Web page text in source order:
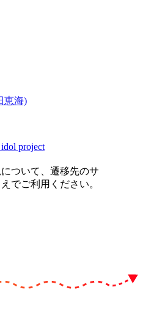
恵海)
project
ついて、遷移先のサ
でご利用ください。